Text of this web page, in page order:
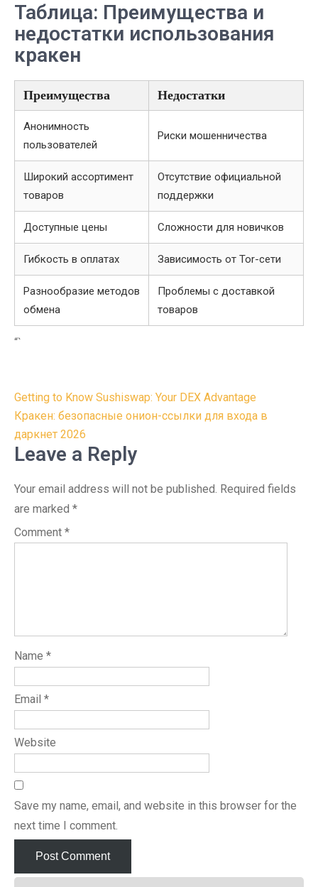
Таблица: Преимущества и
недостатки использования
кракен
Преимущества Недостатки
Анонимность
пользователей
Риски мошенничества
Широкий ассортимент
товаров
Отсутствие официальной
поддержки
Доступные цены Сложности для новичков
Гибкость в оплатах Зависимость от Tor-сети
Разнообразие методов
обмена
Проблемы с доставкой
товаров
“`
Post
navigation
Getting to Know Sushiswap: Your DEX Advantage
Кракен: безопасные онион-ссылки для входа в
даркнет 2026
Leave a Reply
Your email address will not be published. Required fields
are marked *
Comment *
Name *
Email *
Website
Save my name, email, and website in this browser for the
next time I comment.